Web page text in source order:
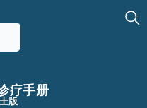
疗手册
版